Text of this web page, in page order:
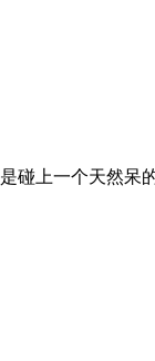
上一个天然